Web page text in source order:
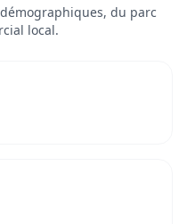
du parc
local.